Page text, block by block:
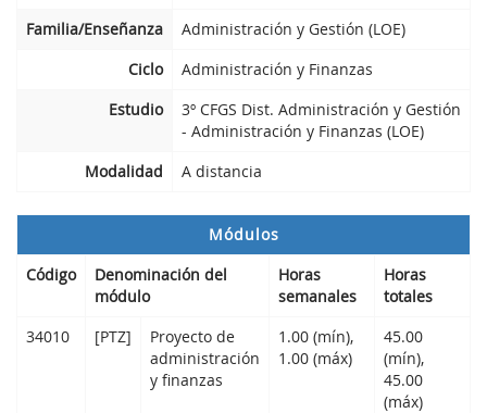
Familia/Enseñanza
Administración y Gestión (LOE)
Ciclo
Administración y Finanzas
Estudio
3º CFGS Dist. Administración y Gestión
- Administración y Finanzas (LOE)
Modalidad
A distancia
Módulos
Código
Denominación del
módulo
Horas
semanales
Horas
totales
34010
[PTZ]
Proyecto de
administración
y finanzas
1.00 (mín),
1.00 (máx)
45.00
(mín),
45.00
(máx)